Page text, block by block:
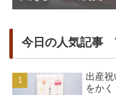
今日の人気記事
出産
をか